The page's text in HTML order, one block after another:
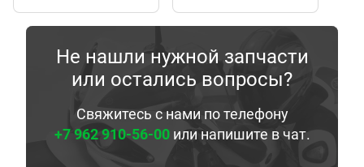
Не нашли нужной запчасти
или остались вопросы?
Свяжитесь с нами по телефону
+7 962 910-56-00или напишите в чат.